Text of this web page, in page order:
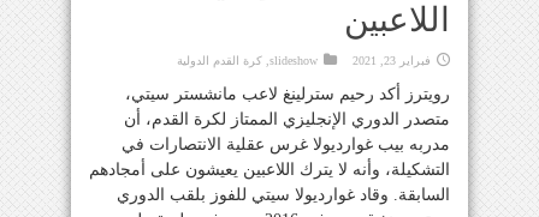
اللاعبين
فبراير 23, 2021 slideshow كرة القدم الدولية
رويترز أكد رحيم سترلينغ لاعب مانشستر سيتي،
متصدر الدوري الإنجليزي الممتاز لكرة القدم، أن
مدربه بيب غوارديولا غرس عقلية الانتصارات في
التشكيلة، وأنه لا يترك اللاعبين يعيشون على أمجادهم
السابقة. وقاد غوارديولا سيتي للفوز بلقب الدوري